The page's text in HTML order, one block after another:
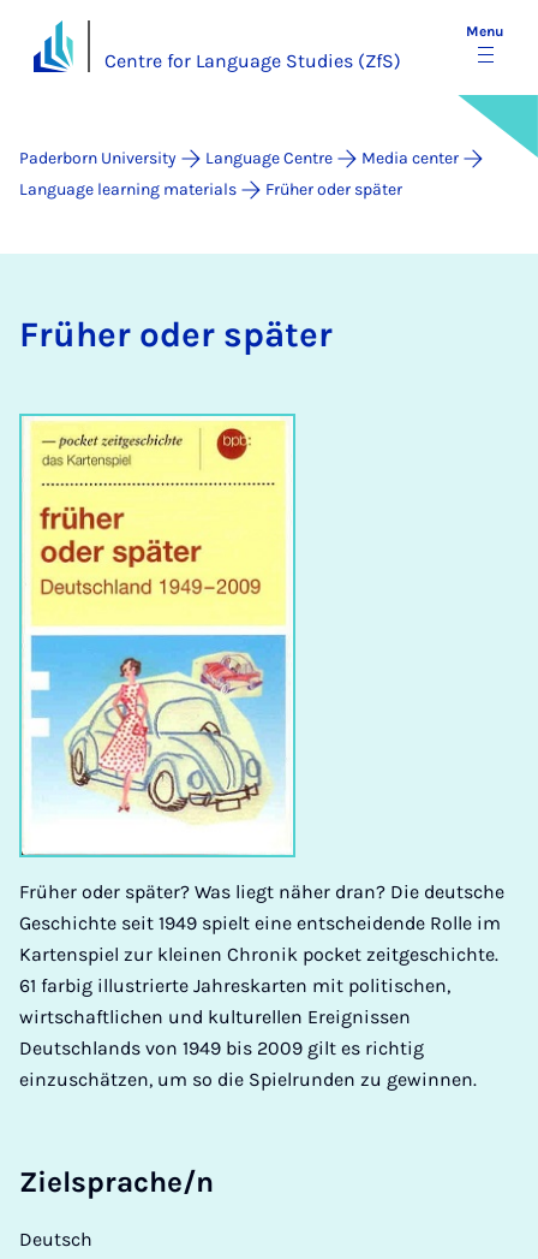
Centre for Language Studies (ZfS)
Menu
Paderborn University Language Centre
Media center
Language learning materials
Früher oder später
Früh­er oder später
Früher oder später? Was liegt näher dran? Die deutsche
Geschichte seit 1949 spielt eine entscheidende Rolle im
Kartenspiel zur kleinen Chronik pocket zeitgeschichte.
61 farbig illustrierte Jahreskarten mit politischen,
wirtschaftlichen und kulturellen Ereignissen
Deutschlands von 1949 bis 2009 gilt es richtig
einzuschätzen, um so die Spielrunden zu gewinnen.
Zielsprache/n
Deutsch